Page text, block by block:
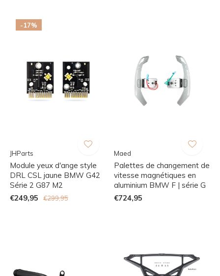
-17%
JHParts
Module yeux d'ange style
DRL CSL jaune BMW G42
Série 2 G87 M2
€249,95
€299,95
Maed
Palettes de changement de
vitesse magnétiques en
aluminium BMW F | série G
€724,95